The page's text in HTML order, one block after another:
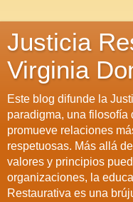
Justicia
Virginia
Este blog difunde la
paradigma, una filosofía
promueve relaciones
respetuosas. Más allá
valores y principios
organizaciones, la
Restaurativa es una